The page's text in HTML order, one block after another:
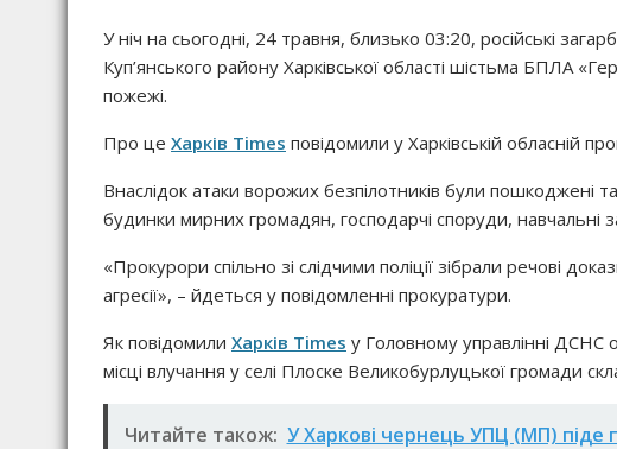
У ніч на сьогодні, 24 травня, близько 03:20, російські
Куп’янського району Харківської області шістьма БПЛА
пожежі.
Про це Харків Times повідомили у Харківській обласній
Внаслідок атаки ворожих безпілотників були пошкоджені
будинки мирних громадян, господарчі споруди, навчальні
«Прокурори спільно зі слідчими поліції зібрали речові
агресії», – йдеться у повідомленні прокуратури.
Як повідомили Харків Times у Головному управлінні ДСНС
місці влучання у селі Плоске Великобурлуцької громади
Читайте також: У Харкові чернець УПЦ (МП) піде